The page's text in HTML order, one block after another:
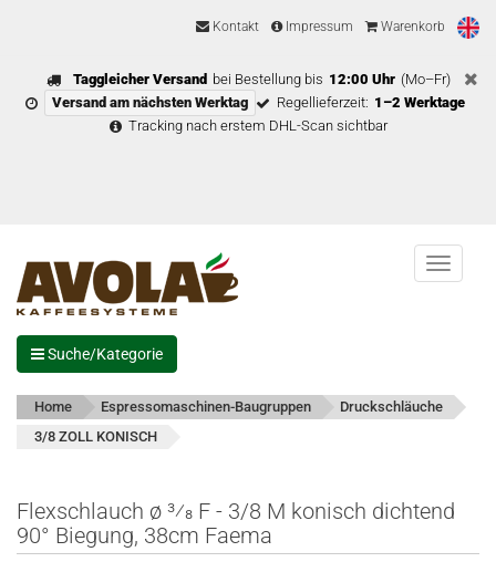
Kontakt Impressum Warenkorb
Taggleicher Versand bei Bestellung bis 12:00 Uhr (Mo–Fr)
Versand am nächsten Werktag
Regellieferzeit: 1–2 Werktage
Tracking nach erstem DHL-Scan sichtbar
Menu
Suche/Kategorie
Home Espressomaschinen-Baugruppen
Druckschläuche
3/8 ZOLL KONISCH
Flexschlauch ø 3⁄8 F - 3/8 M konisch dichtend
90° Biegung, 38cm Faema